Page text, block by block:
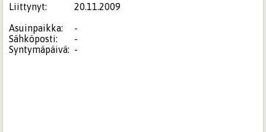
Liittynyt:
20.11.2009
Asuinpaikka:
-
Sähköposti:
-
Syntymäpäivä: -